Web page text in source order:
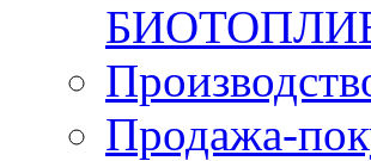
Продажа-